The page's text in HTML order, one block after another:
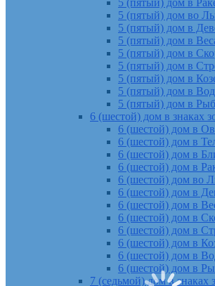
5 (пятый) дом в
5 (пятый) дом во
5 (пятый) дом в
5 (пятый) дом в
5 (пятый) дом в
5 (пятый) дом в
5 (пятый) дом в
5 (пятый) дом в
5 (пятый) дом в
6 (шестой) дом в знаках
6 (шестой) дом в
6 (шестой) дом в
6 (шестой) дом в
6 (шестой) дом в
6 (шестой) дом во
6 (шестой) дом в
6 (шестой) дом в
6 (шестой) дом в
6 (шестой) дом в
6 (шестой) дом в
6 (шестой) дом в
6 (шестой) дом в
7 (седьмой) дом в знаках